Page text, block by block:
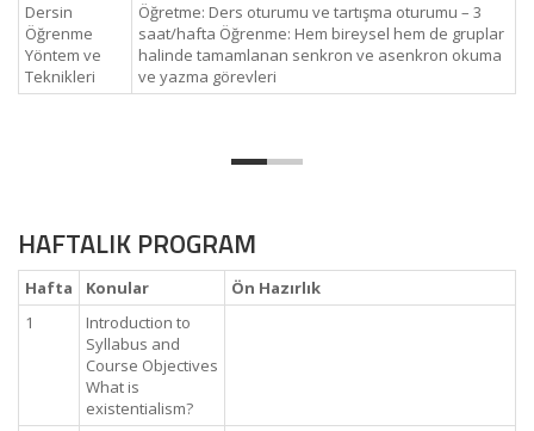
Dersin
Öğrenme
Yöntem ve
Teknikleri
Öğretme: Ders oturumu ve tartışma oturumu – 3
saat/hafta Öğrenme: Hem bireysel hem de gruplar
halinde tamamlanan senkron ve asenkron okuma
ve yazma görevleri
HAFTALIK PROGRAM
Hafta Konular
Ön Hazırlık
1
Introduction to
Syllabus and
Course Objectives
What is
existentialism?